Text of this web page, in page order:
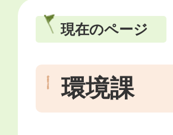
現在のページ
環境課